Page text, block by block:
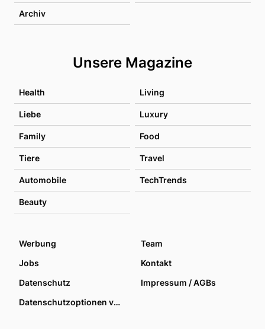
Archiv
Unsere Magazine
Health Living
Liebe Luxury
Family Food
Tiere Travel
Automobile TechTrends
Beauty
Werbung
Team
Jobs
Kontakt
Datenschutz
Impressum / AGBs
Datenschutzoptionen verwalten